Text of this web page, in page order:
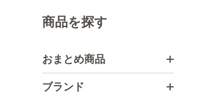
商品を探す
おまとめ商品
ブランド